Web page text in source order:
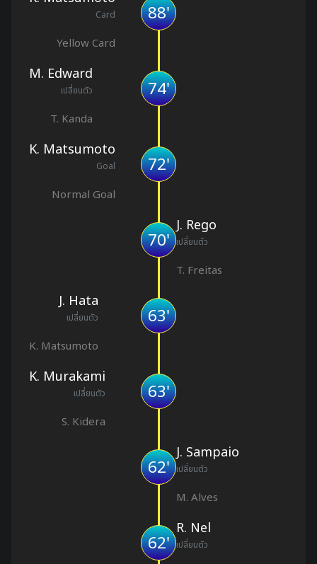
88'
Card
Yellow Card
74'
M. Edward
เปลี่ยนตัว
T. Kanda
72'
K. Matsumoto
Goal
Normal Goal
70'
J. Rego
เปลี่ยนตัว
T. Freitas
63'
J. Hata
เปลี่ยนตัว
K. Matsumoto
63'
K. Murakami
เปลี่ยนตัว
S. Kidera
62'
J. Sampaio
เปลี่ยนตัว
M. Alves
62'
R. Nel
เปลี่ยนตัว